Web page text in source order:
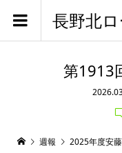
長野北
第1913
週報 2025年度安